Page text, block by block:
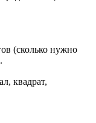
(сколько нужно
квадрат,